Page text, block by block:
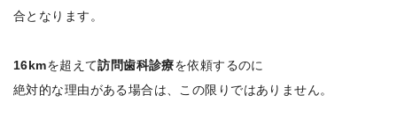
合となります。
16kmを超えて訪問歯科診療を依頼するのに
絶対的な理由がある場合は、この限りではありません。